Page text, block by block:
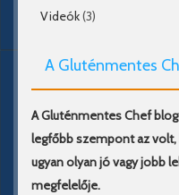
Videók(3)
A Gluténmentes
A Gluténmentes Chef
legfőbb szempont az
ugyan olyan jó vagy jobb
megfelelője.